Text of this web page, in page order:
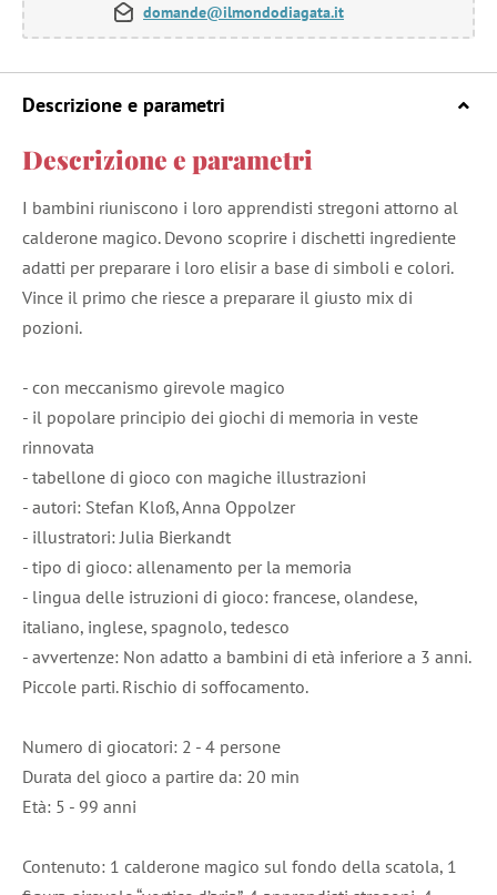
domande@ilmondodiagata.it
Descrizione e parametri
Descrizione e parametri
I bambini riuniscono i loro apprendisti stregoni attorno al
calderone magico. Devono scoprire i dischetti ingrediente
adatti per preparare i loro elisir a base di simboli e colori.
Vince il primo che riesce a preparare il giusto mix di
pozioni.
- con meccanismo girevole magico
- il popolare principio dei giochi di memoria in veste
rinnovata
- tabellone di gioco con magiche illustrazioni
- autori: Stefan Kloß, Anna Oppolzer
- illustratori: Julia Bierkandt
- tipo di gioco: allenamento per la memoria
- lingua delle istruzioni di gioco: francese, olandese,
italiano, inglese, spagnolo, tedesco
- avvertenze: Non adatto a bambini di età inferiore a 3 anni.
Piccole parti. Rischio di soffocamento.
Numero di giocatori: 2 - 4 persone
Durata del gioco a partire da: 20 min
Età: 5 - 99 anni
Contenuto: 1 calderone magico sul fondo della scatola, 1